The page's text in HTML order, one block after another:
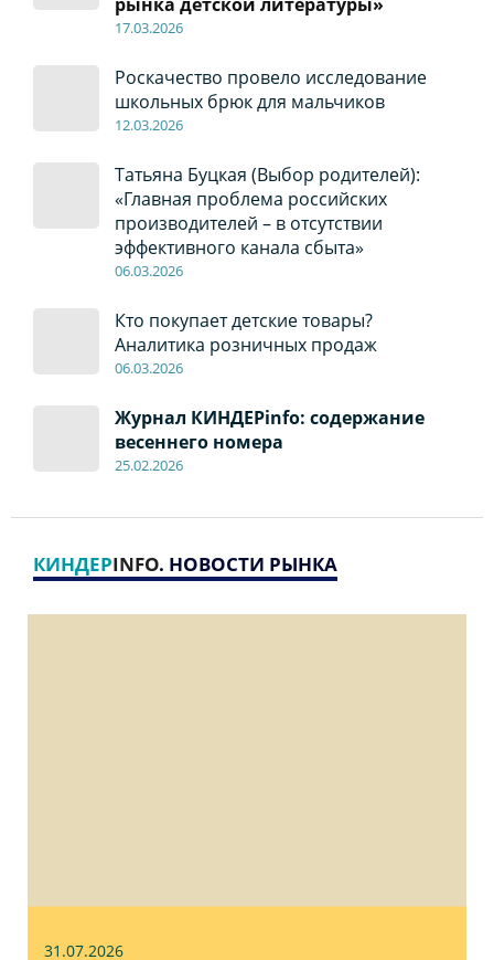
17.03.2026
Роскачество провело исследование
школьных брюк для мальчиков
12.03.2026
Татьяна Буцкая (Выбор родителей):
«Главная проблема российских
производителей – в отсутствии
эффективного канала сбыта»
06.03.2026
Кто покупает детские товары?
Аналитика розничных продаж
06.03.2026
Журнал КИНДЕРinfo: содержание
весеннего номера
25.02.2026
КИНДЕРINFO. НОВОСТИ РЫНКА
31.07.2026